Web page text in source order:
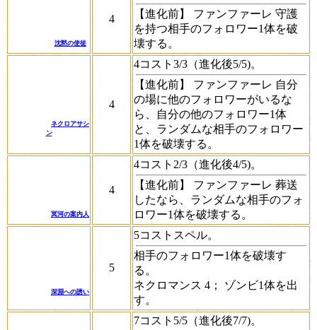
沈黙の使徒
4
【進化前】 ファンファーレ 守護
を持つ相手のフォロワー1体を破
壊する。
ネクロアサシ
ン
4
4コスト3/3（進化後5/5)。
【進化前】 ファンファーレ 自分
の場に他のフォロワーがいるな
ら、自分の他のフォロワー1体
と、ランダムな相手のフォロワー
1体を破壊する。
冥河の案内人
4
4コスト2/3（進化後4/5)。
【進化前】 ファンファーレ 葬送
したなら、ランダムな相手のフォ
ロワー1体を破壊する。
深淵への誘い
5
5コストスペル。
相手のフォロワー1体を破壊す
る。
ネクロマンス 4；
ゾンビ1体を出
す。
7コスト5/5（進化後7/7)。